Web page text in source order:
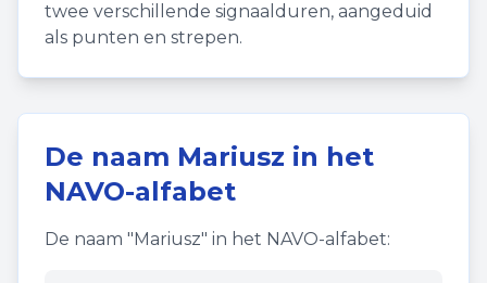
twee verschillende signaalduren, aangeduid
als punten en strepen.
De naam Mariusz in het
NAVO-alfabet
De naam "Mariusz" in het NAVO-alfabet: